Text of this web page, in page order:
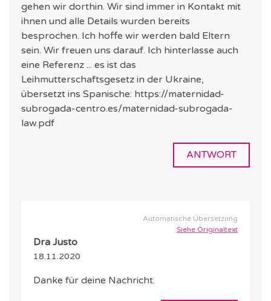
gehen wir dorthin. Wir sind immer in Kontakt mit
ihnen und alle Details wurden bereits
besprochen. Ich hoffe wir werden bald Eltern
sein. Wir freuen uns darauf. Ich hinterlasse auch
eine Referenz ... es ist das
Leihmutterschaftsgesetz in der Ukraine,
übersetzt ins Spanische: https://maternidad-
subrogada-centro.es/maternidad-subrogada-
law.pdf
ANTWORT
Automatische Übersetzung
Siehe Originaltext
Dra Justo
18.11.2020
Danke für deine Nachricht.